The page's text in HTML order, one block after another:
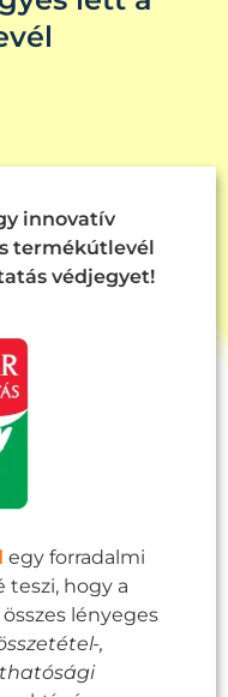
innovatív
termékútlevél
védjegyet!
egy forradalmi
teszi, hogy a
lényeges
,